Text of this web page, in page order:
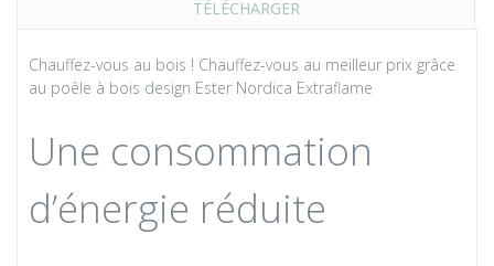
TÉLÉCHARGER
Chauffez-vous au bois ! Chauffez-vous au meilleur prix grâce
au poêle à bois design Ester Nordica Extraflame
Une consommation
d’énergie réduite